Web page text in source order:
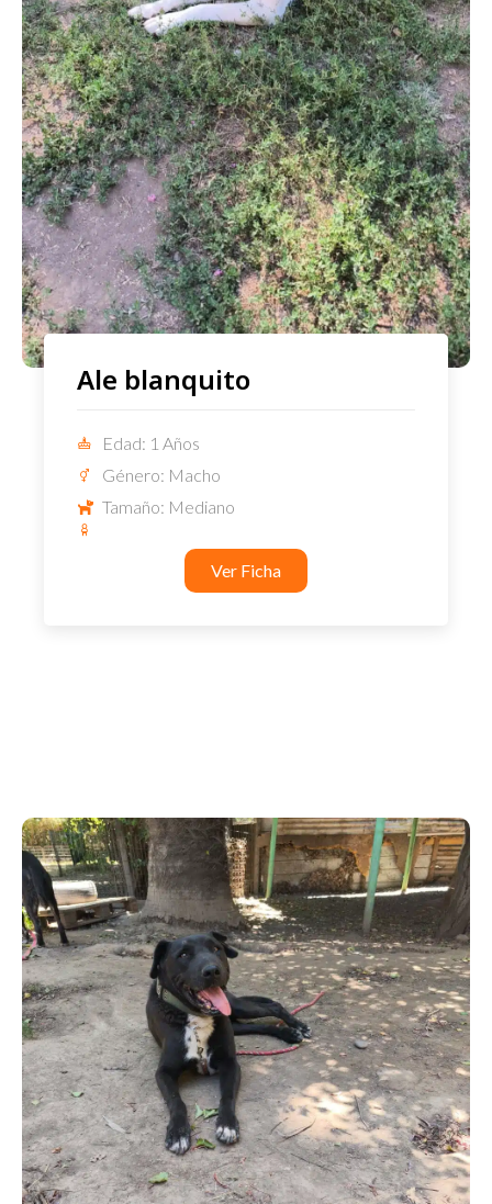
Ale blanquito
Edad: 1 Años
Género: Macho
Tamaño: Mediano
Ver Ficha